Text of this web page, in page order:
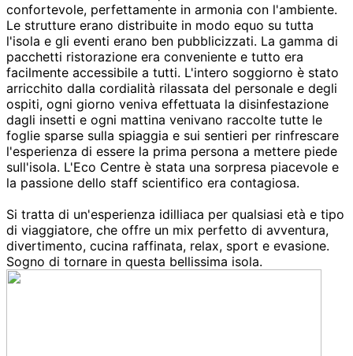
confortevole, perfettamente in armonia con l'ambiente.
Le strutture erano distribuite in modo equo su tutta
l'isola e gli eventi erano ben pubblicizzati. La gamma di
pacchetti ristorazione era conveniente e tutto era
facilmente accessibile a tutti. L'intero soggiorno è stato
arricchito dalla cordialità rilassata del personale e degli
ospiti, ogni giorno veniva effettuata la disinfestazione
dagli insetti e ogni mattina venivano raccolte tutte le
foglie sparse sulla spiaggia e sui sentieri per rinfrescare
l'esperienza di essere la prima persona a mettere piede
sull'isola. L'Eco Centre è stata una sorpresa piacevole e
la passione dello staff scientifico era contagiosa.
Si tratta di un'esperienza idilliaca per qualsiasi età e tipo
di viaggiatore, che offre un mix perfetto di avventura,
divertimento, cucina raffinata, relax, sport e evasione.
Sogno di tornare in questa bellissima isola.